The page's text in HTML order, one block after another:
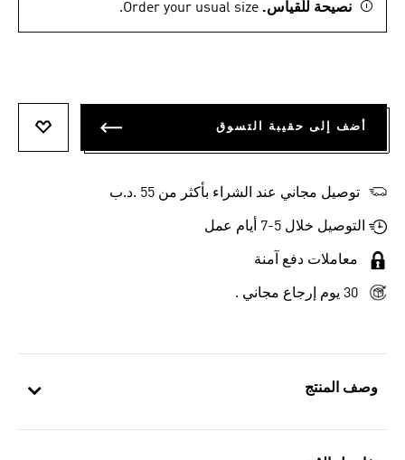
وصف المنتج
نصيحة للقياس. Order your usual size.
أضف إلى حقيبة التسوق
توصيل مجاني عند الشراء بأكثر من 55 .د.ب‎
التوصيل خلال 5-7 أيام عمل
معاملات دفع آمنة